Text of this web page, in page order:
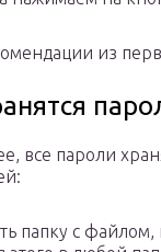
из
все пароли
папку с файлом,